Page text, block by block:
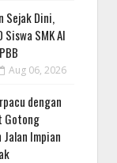
Sejak Dini,
SMK Al
Aug 06, 2026
dengan
Gotong
Jalan Impian